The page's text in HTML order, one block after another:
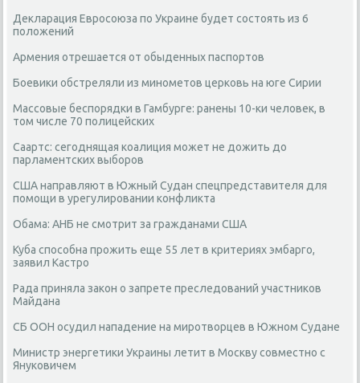
Декларация Евросоюза по Украине будет состоять из 6
положений
Армения отрешается от обыденных паспортов
Боевики обстреляли из минометов церковь на юге Сирии
Массовые беспорядки в Гамбурге: ранены 10-ки человек, в
том числе 70 полицейских
Саартс: сегоднящая коалиция может не дожить до
парламентских выборов
США направляют в Южный Судан спецпредставителя для
помощи в урегулировании конфликта
Обама: АНБ не смотрит за гражданами США
Куба способна прожить еще 55 лет в критериях эмбарго,
заявил Кастро
Рада приняла закон о запрете преследований участников
Майдана
СБ ООН осудил нападение на миротворцев в Южном Судане
Министр энергетики Украины летит в Москву совместно с
Януковичем